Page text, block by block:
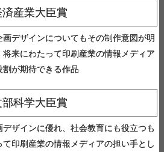
済産業大臣賞
デザインについてもその制作意図が明
来にわたって印刷産業の情報メディア
が期待できる作品
部科学大臣賞
ザインに優れ、社会教育にも役立つも
印刷産業の情報メディアの担い手とし